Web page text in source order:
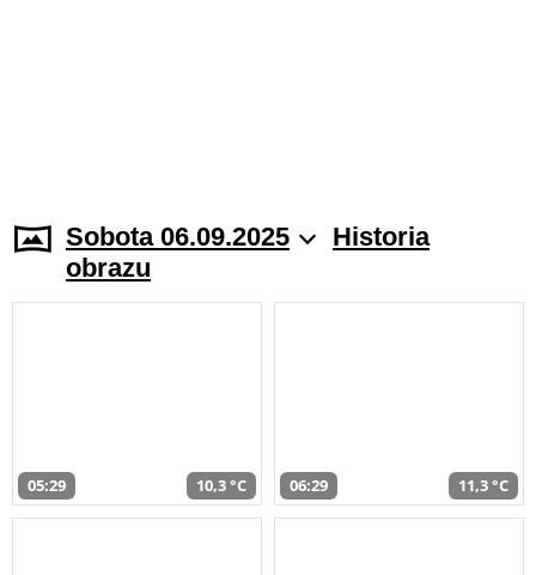
Sobota 06.09.2025
Historia
obrazu
05:29 10,3 °C 06:29 11,3 °C